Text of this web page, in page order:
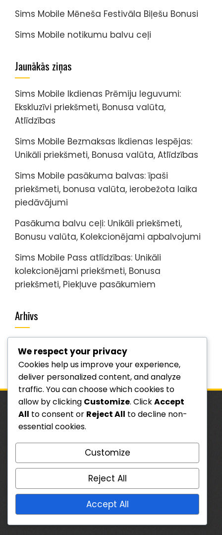
Sims Mobile Mēneša Festivāla Biļešu Bonusi
Sims Mobile notikumu balvu ceļi
Jaunākās ziņas
Sims Mobile Ikdienas Prēmiju Ieguvumi:
Ekskluzīvi priekšmeti, Bonusa valūta,
Atlīdzības
Sims Mobile Bezmaksas Ikdienas Iespējas:
Unikāli priekšmeti, Bonusa valūta, Atlīdzības
Sims Mobile pasākuma balvas: īpaši
priekšmeti, bonusa valūta, ierobežota laika
piedāvājumi
Pasākuma balvu ceļi: Unikāli priekšmeti,
Bonusu valūta, Kolekcionējami apbalvojumi
Sims Mobile Pass atlīdzības: Unikāli
kolekcionējami priekšmeti, Bonusa
priekšmeti, Piekļuve pasākumiem
Arhīvs
February 2026
JURIDISKĀ INFORMĀCIJA
Lietotāja līgums
Sazinieties
Sīkdatnes un izsekošana
Datu aizsardzības politika
Par
We respect your privacy
Cookies help us improve your experience,
deliver personalized content, and analyze
traffic. You can choose which cookies to
allow by clicking Customize. ClickAccept
All to consent or Reject All to decline non-
essential cookies.
Customize
Reject All
Accept All